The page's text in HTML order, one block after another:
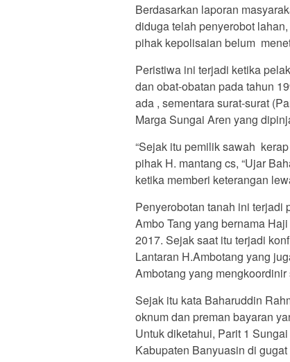
Berdasarkan laporan
diduga telah penyerobot
pihak kepolisaian belum
Peristiwa ini terjadi ketika
dan obat-obatan pada tahun
ada , sementara surat-surat
Marga Sungai Aren yang
“Sejak itu pemilik sawah
pihak H. mantang cs, “Ujar
ketika memberi keterangan
Penyerobotan tanah ini terjadi
Ambo Tang yang bernama
2017. Sejak saat itu terjadi
Lantaran H.Ambotang yang
Ambotang yang
Sejak itu kata Baharuddin
oknum dan preman bayaran
Untuk diketahui, Parit 1
Kabupaten Banyuasin di